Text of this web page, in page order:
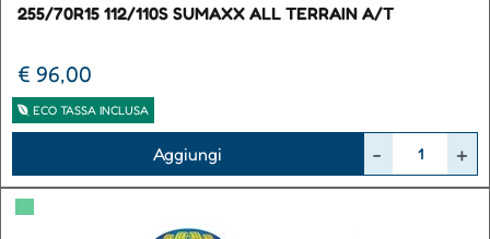
255/70R15 112/110S SUMAXX ALL TERRAIN A/T
€ 96,00
ECO TASSA INCLUSA
Aggiungi
▀